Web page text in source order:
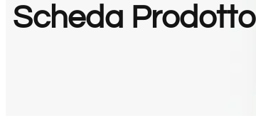
Scheda Prodotto